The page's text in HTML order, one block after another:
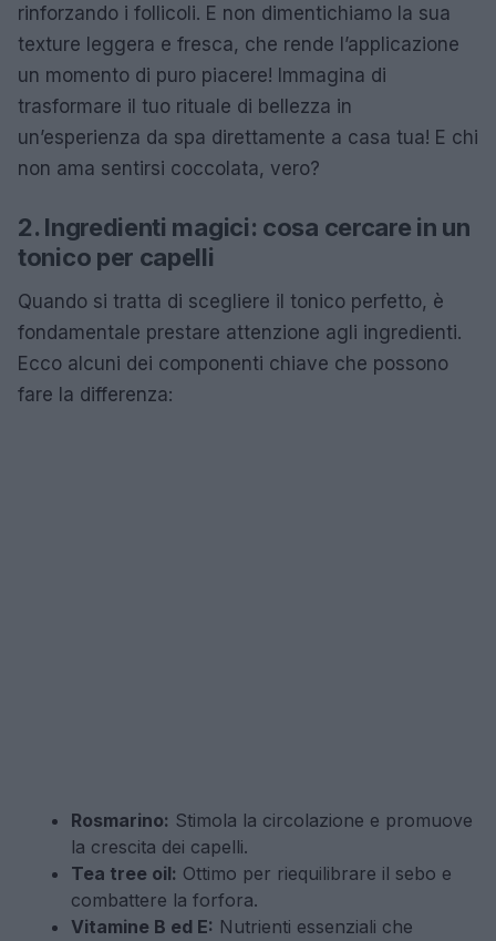
rinforzando i follicoli. E non dimentichiamo la sua
texture leggera e fresca, che rende l’applicazione
un momento di puro piacere! Immagina di
trasformare il tuo rituale di bellezza in
un’esperienza da spa direttamente a casa tua! E chi
non ama sentirsi coccolata, vero?
2. Ingredienti magici: cosa cercare in un
tonico per capelli
Quando si tratta di scegliere il tonico perfetto, è
fondamentale prestare attenzione agli ingredienti.
Ecco alcuni dei componenti chiave che possono
fare la differenza:
Rosmarino: Stimola la circolazione e promuove
la crescita dei capelli.
Tea tree oil: Ottimo per riequilibrare il sebo e
combattere la forfora.
Vitamine B ed E: Nutrienti essenziali che